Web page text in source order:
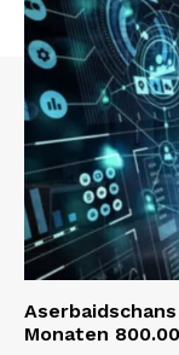
Monaten